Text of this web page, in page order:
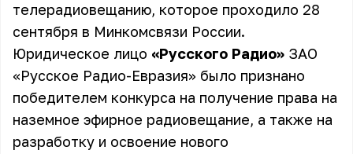
телерадиовещанию, которое проходило 28
сентября в Минкомсвязи России.
Юридическое лицо «Русского Радио» ЗАО
«Русское Радио-Евразия» было признано
победителем конкурса на получение права на
наземное эфирное радиовещание, а также на
разработку и освоение нового